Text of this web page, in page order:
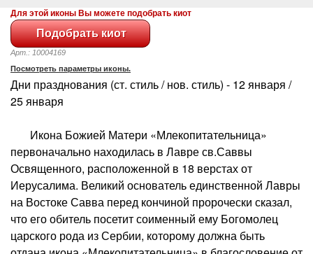
Для этой иконы Вы можете подобрать киот
Арт.: 10004169
Посмотреть параметры иконы.
Дни празднования (ст. стиль / нов. стиль) - 12 января /
25 января
Икона Божией Матери «Млекопитательница»
первоначально находилась в Лавре св.Саввы
Освященного, расположенной в 18 верстах от
Иерусалима. Великий основатель единственной Лавры
на Востоке Савва перед кончиной пророчески сказал,
что его обитель посетит соименный ему Богомолец
царского рода из Сербии, которому должна быть